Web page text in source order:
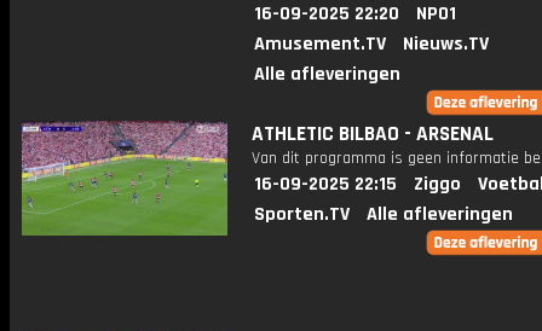
16-09-2025 22:20
NPO1
Amusement.TV
Nieuws.TV
Alle afleveringen
ATHLETIC BILBAO - ARSENAL
Van dit programma is geen informatie
16-09-2025 22:15 Ziggo
Sporten.TV
Alle afleveringen